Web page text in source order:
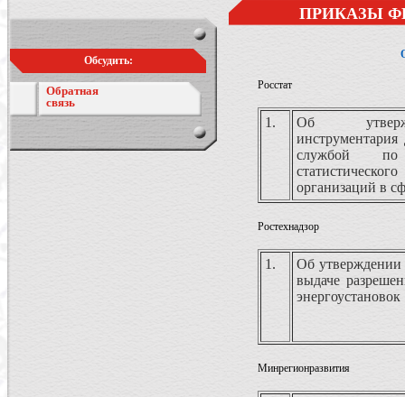
Обсудить:
Обратная
связь
ПРИКАЗЫ
Росстат
1.
Об
службой по
организаций в
Ростехнадзор
1.
Об утверждении
выдаче
энергоустановок
Минрегионразвития